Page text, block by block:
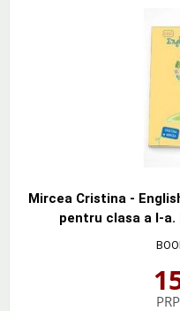
Mircea Cristina -
pentru clasa a I-